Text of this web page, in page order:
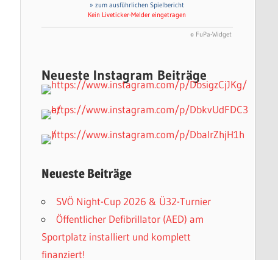
» zum ausführlichen Spielbericht
Kein Liveticker-Melder eingetragen
© FuPa-Widget
Neueste Instagram Beiträge
Neueste Beiträge
SVÖ Night-Cup 2026 & Ü32-Turnier
Öffentlicher Defibrillator (AED) am
Sportplatz installiert und komplett
finanziert!